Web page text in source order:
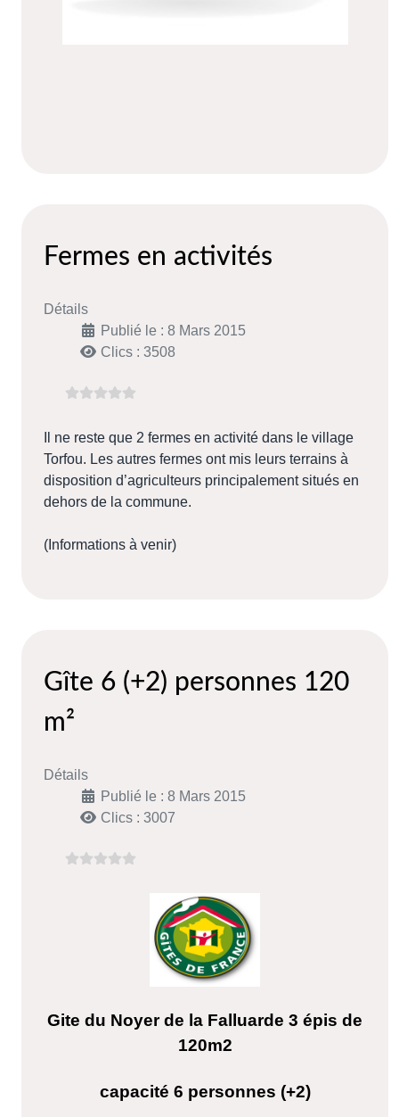
Fermes en activités
Détails
Publié le : 8 Mars 2015
Clics : 3508
Il ne reste que 2 fermes en activité dans le village
Torfou. Les autres fermes ont mis leurs terrains à
disposition d’agriculteurs principalement situés en
dehors de la commune.
(Informations à venir)
Gîte 6 (+2) personnes 120
m²
Détails
Publié le : 8 Mars 2015
Clics : 3007
Gite du Noyer de la Falluarde 3 épis de
120m2
capacité 6 personnes (+2)